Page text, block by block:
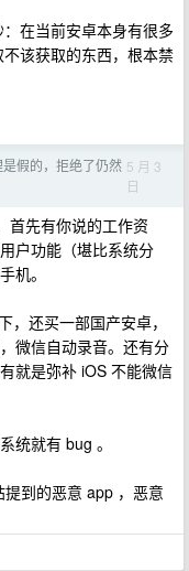
在当前安卓本身有很多
该获取的东西，根本禁
假的，拒绝了仍然 5 月 3
日
首先有你说的工作资
户功能（堪比系统分
机。
还买一部国产安卓，
微信自动录音。还有分
就是弥补 iOS 不能微信
统就有 bug 。
到的恶意 app ，恶意